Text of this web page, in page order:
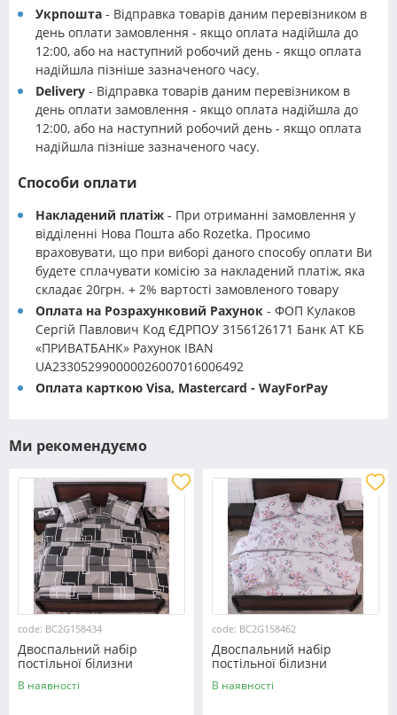
Укрпошта - Відправка товарів даним перевізником в
день оплати замовлення - якщо оплата надійшла до
12:00, або на наступний робочий день - якщо оплата
надійшла пізніше зазначеного часу.
Delivery - Відправка товарів даним перевізником в
день оплати замовлення - якщо оплата надійшла до
12:00, або на наступний робочий день - якщо оплата
надійшла пізніше зазначеного часу.
Способи оплати
Накладений платіж - При отриманні замовлення у
відділенні Нова Пошта або Rozetka. Просимо
враховувати, що при виборі даного способу оплати Ви
будете сплачувати комісію за накладений платіж, яка
складає 20грн. + 2% вартості замовленого товару
Оплата на Розрахунковий Рахунок - ФОП Кулаков
Сергій Павлович Код ЄДРПОУ 3156126171 Банк АТ КБ
«ПРИВАТБАНК» Рахунок IBAN
UA233052990000026007016006492
Оплата карткою Visa, Mastercard - WayForPay
Ми рекомендуємо
code: BC2G158434
Двоспальний набір
постільної білизни
180*220 із Бязі "Gold"
№158434 Черешенка™
В наявності
code: BC2G158462
Двоспальний набір
постільної білизни
180*220 із Бязі "Gold"
№158462 Черешенька™
В наявності